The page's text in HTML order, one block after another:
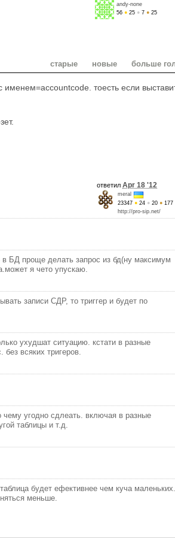
andy-none
56 ● 25 ● 7 ● 25
старые новые больше
тоесть если
ответил Apr 18 '12
meral
23347 ● 24 ● 20 ● 177
http://pro-sip.net/
БД проще делать запрос из бд(ну максимум
я чето упускаю.
записи СДР, то триггер и будет по
ухудшат ситуацию. кстати в разные
без всяких тригеров.
угодно сдлеать. включая в разные
таблицы и т.д.
будет ефективнее чем куча маленьких.
меньше.